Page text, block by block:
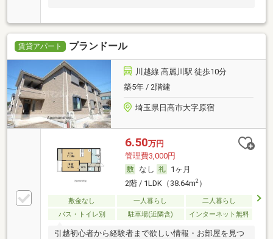
賃貸アパート プランドール
川越線 高麗川駅 徒歩10分
築5年 / 2階建
埼玉県日高市大字原宿
6.50万円
管理費3,000円
なし
1ヶ月
2階 / 1LDK（38.64m2）
敷金なし 一人暮らし
二人暮らし
バス・トイレ別
駐車場(近隣含) インターネット無料
引越初心者から経験者まで欲しい情報・お部屋を見つ